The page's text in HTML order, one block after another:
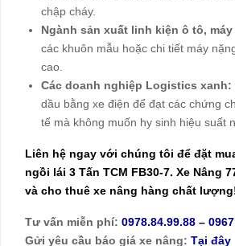
chập cháy.
Ngành sản xuất linh kiện ô tô, máy
các khuôn mẫu hoặc chi tiết máy
cao.
Các doanh nghiệp Logistics xanh:
dầu bằng xe điện để đạt các chứng
tế mà không muốn hy sinh hiệu suất
Liên hệ ngay với chúng tôi để đặt
ngồi lái 3 Tấn TCM FB30-7. Xe Nâng
và cho thuê xe nâng hàng chất
Tư vấn miễn phí: 0978.84.99.88 –
Gửi yêu cầu báo giá xe nâng: Tại đây